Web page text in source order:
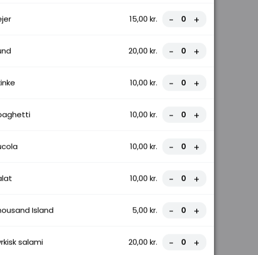
15,00 kr. - +
20,00 kr. - +
10,00 kr. - +
10,00 kr. - +
10,00 kr. - +
10,00 kr. - +
Island 5,00 kr. - +
salami 20,00 kr. - +